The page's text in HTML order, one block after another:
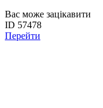
Вас може зацікавити
ID 57478
Перейти